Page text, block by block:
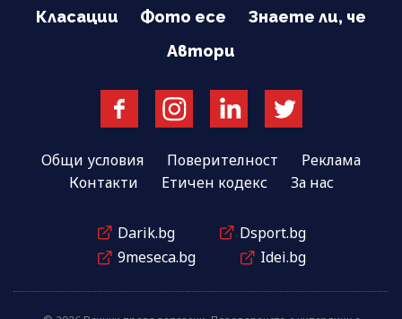
Класации
Фото есе
Знаете ли, че
Автори
Общи условия Поверителност
Реклама
Контакти
Етичен кодекс За нас
Darik.bg
Dsport.bg
9meseca.bg
Idei.bg